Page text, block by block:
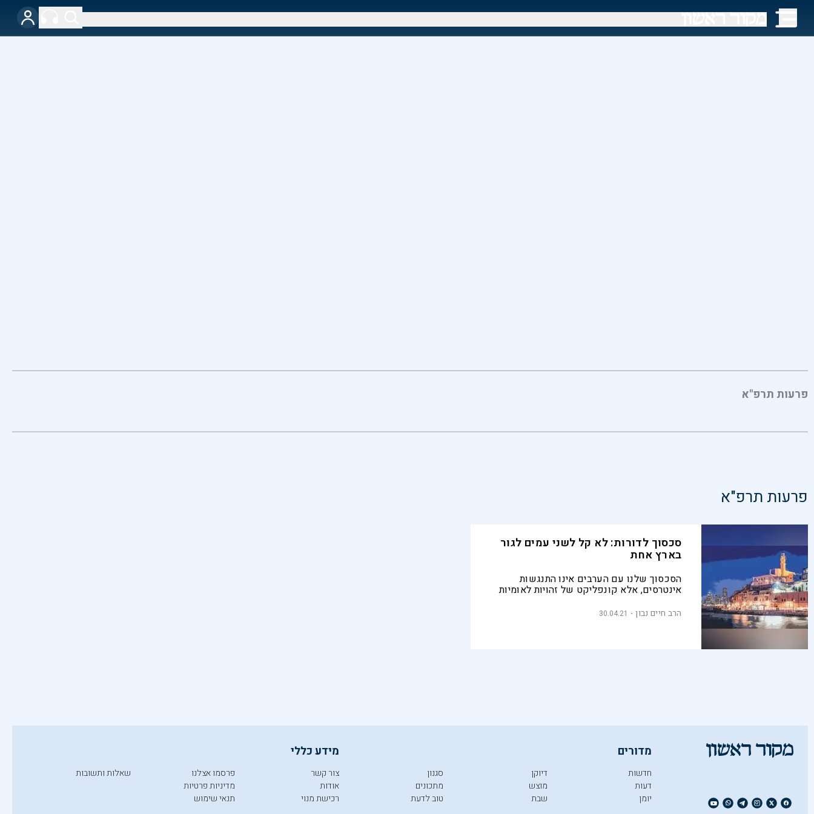
פרעות תרפ"א
פרעות תרפ"א
סכסוך לדורות: לא קל לשני עמים לגור
בארץ אחת
הסכסוך שלנו עם הערבים אינו התנגשות
אינטרסים, אלא קונפליקט של זהויות לאומיות
הרב חיים נבון 30.04.21
מדורים
חדשות
דעות
יומן
דיוקן
מוצש
שבת
סגנון
מתכונים
טוב לדעת
מידע כללי
צור קשר
אודות
רכישת מנוי
פרסמו אצלנו
מדיניות פרטיות
תנאי שימוש
שאלות ותשובות